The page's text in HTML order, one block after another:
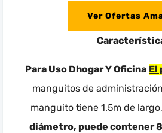
Ver Ofertas
Para Uso Dhogar Y Oficina El
manguitos de
manguito tiene 1.5m de
diámetro, puede contener